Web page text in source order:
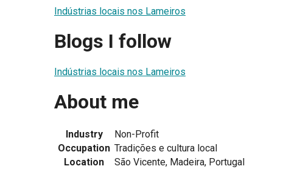
Indústrias locais nos Lameiros
Blogs I follow
Indústrias locais nos Lameiros
About me
Industry
Non-Profit
Occupation Tradições e cultura local
Location
São Vicente, Madeira, Portugal